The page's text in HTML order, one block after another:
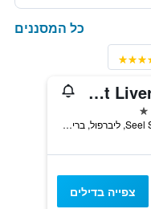
כל המסננים
The Resident Liverpool
29 Seel Street, ליברפול, בריטניה
צפייה בדילים